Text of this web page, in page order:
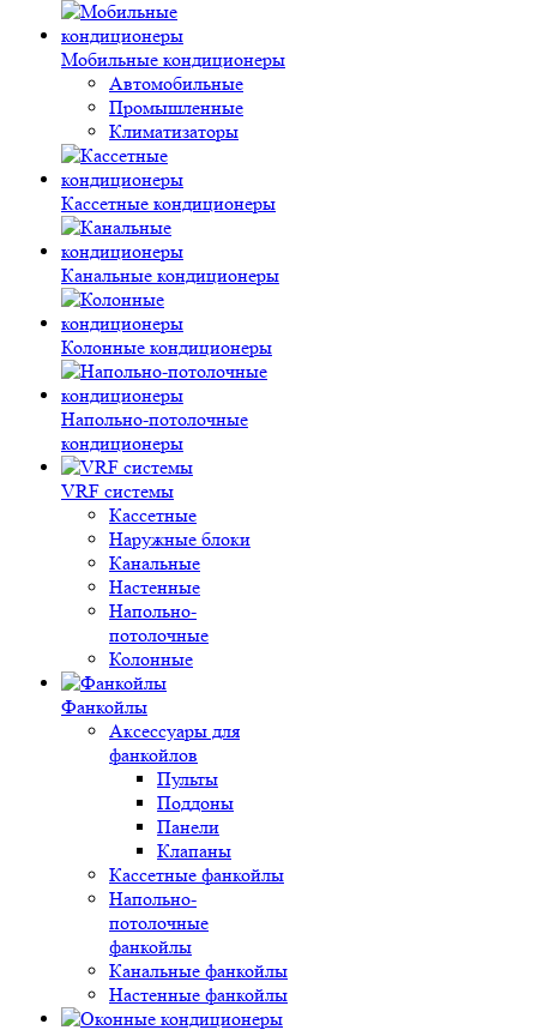
Мобильные кондиционеры
Автомобильные
Промышленные
Климатизаторы
Кассетные кондиционеры
Канальные кондиционеры
Колонные кондиционеры
Напольно-потолочные
кондиционеры
VRF системы
Кассетные
Наружные блоки
Канальные
Настенные
Напольно-
потолочные
Колонные
Фанкойлы
Аксессуары для
фанкойлов
Пульты
Поддоны
Панели
Клапаны
Кассетные фанкойлы
Напольно-
потолочные
фанкойлы
Канальные фанкойлы
Настенные фанкойлы